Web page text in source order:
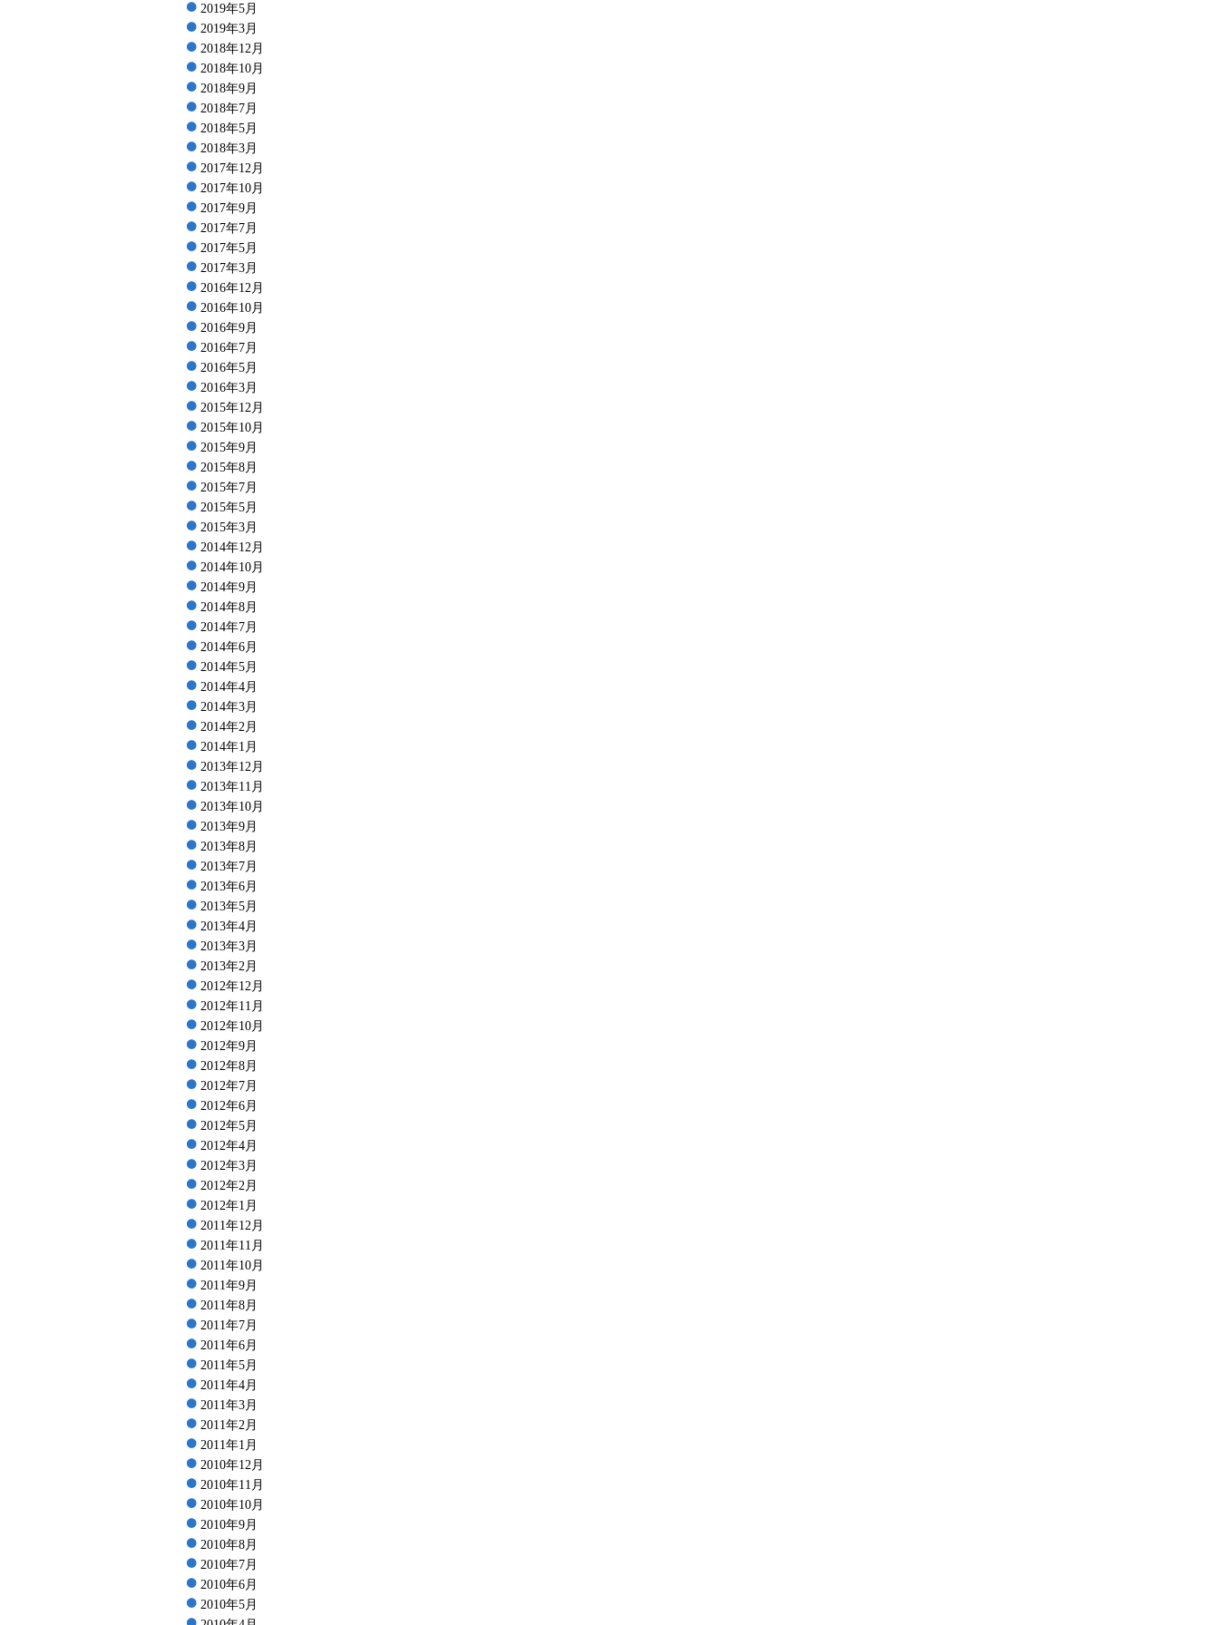
2019年5月
2019年3月
2018年12月
2018年10月
2018年9月
2018年7月
2018年5月
2018年3月
2017年12月
2017年10月
2017年9月
2017年7月
2017年5月
2017年3月
2016年12月
2016年10月
2016年9月
2016年7月
2016年5月
2016年3月
2015年12月
2015年10月
2015年9月
2015年8月
2015年7月
2015年5月
2015年3月
2014年12月
2014年10月
2014年9月
2014年8月
2014年7月
2014年6月
2014年5月
2014年4月
2014年3月
2014年2月
2014年1月
2013年12月
2013年11月
2013年10月
2013年9月
2013年8月
2013年7月
2013年6月
2013年5月
2013年4月
2013年3月
2013年2月
2012年12月
2012年11月
2012年10月
2012年9月
2012年8月
2012年7月
2012年6月
2012年5月
2012年4月
2012年3月
2012年2月
2012年1月
2011年12月
2011年11月
2011年10月
2011年9月
2011年8月
2011年7月
2011年6月
2011年5月
2011年4月
2011年3月
2011年2月
2011年1月
2010年12月
2010年11月
2010年10月
2010年9月
2010年8月
2010年7月
2010年6月
2010年5月